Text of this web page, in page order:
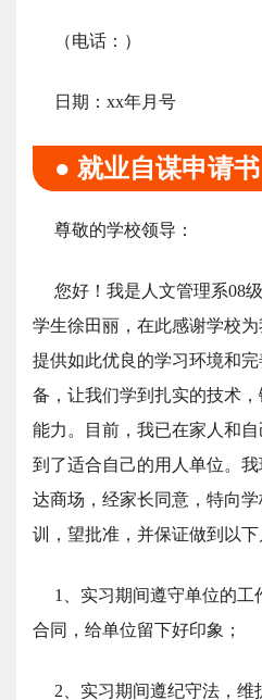
（电话：）
日期：xx年月号
● 就业自谋申请书
尊敬的学校领导：
您好！我是人文管理系08
学生徐田丽，在此感谢学校
提供如此优良的学习环境和
备，让我们学到扎实的技术
能力。目前，我已在家人和
到了适合自己的用人单位。
达商场，经家长同意，特向
训，望批准，并保证做到以下
1、实习期间遵守单位的工
合同，给单位留下好印象；
2、实习期间遵纪守法，维